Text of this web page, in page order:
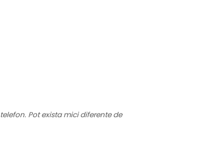
Pot exista mici diferente de